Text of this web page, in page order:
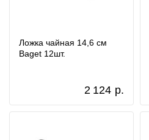
Ложка чайная 14,6 см
Baget 12шт.
2 124 р.